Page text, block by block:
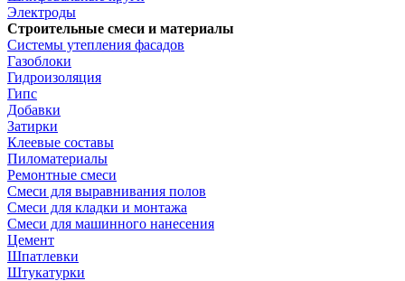
Электроды
Строительные смеси и материалы
Системы утепления фасадов
Газоблоки
Гидроизоляция
Гипс
Добавки
Затирки
Клеевые составы
Пиломатериалы
Ремонтные смеси
Смеси для выравнивания полов
Смеси для кладки и монтажа
Смеси для машинного нанесения
Цемент
Шпатлевки
Штукатурки